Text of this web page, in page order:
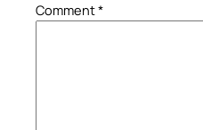
Comment*